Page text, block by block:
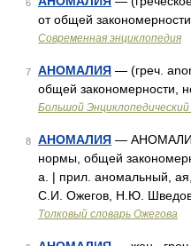
6
от общей
Современная энциклопедия
7 АНОМАЛИЯ — (греч.
общей закономерности,
Большой Энциклопедический
8 АНОМАЛИЯ —
нормы, общей
а. | прил. аномальный,
С.И. Ожегов, Н.Ю.
Толковый словарь Ожегова